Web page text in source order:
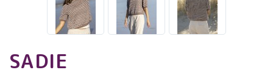
SADIE